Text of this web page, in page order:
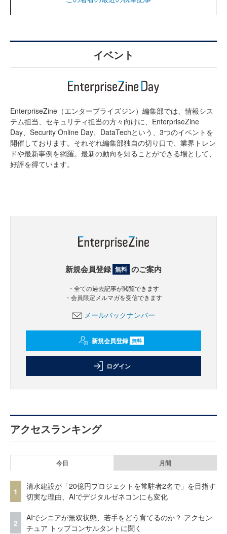
イベント
EnterpriseZine（エンタープライズジン）編集部では、情報シス
テム担当、セキュリティ担当の方々向けに、EnterpriseZine
Day、Security Online Day、DataTechという、3つのイベントを
開催しております。それぞれ編集部独自の切り口で、業界トレン
ドや最新事例を網羅。最新の動向を知ることができる場として、
好評を得ています。
新規会員登録 無料 のご案内
・全ての過去記事が閲覧できます
・会員限定メルマガを受信できます
メールバックナンバー
新規会員登録 無料
ログイン
アクセスランキング
今日 月間
1
清水建設が「20億円プロジェクトを常駐者2名で」を目指す
切実な理由、AIでデジタルゼネコンにも変化
2
AIでシニアが無双状態、若手をどう育てるのか？ アクセン
チュア トップコンサルタントに聞く